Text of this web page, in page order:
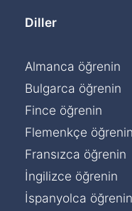
Diller
Almanca öğrenin
Bulgarca öğrenin
Fince öğrenin
Flemenkçe öğrenin
Fransızca öğrenin
İngilizce öğrenin
İspanyolca öğrenin